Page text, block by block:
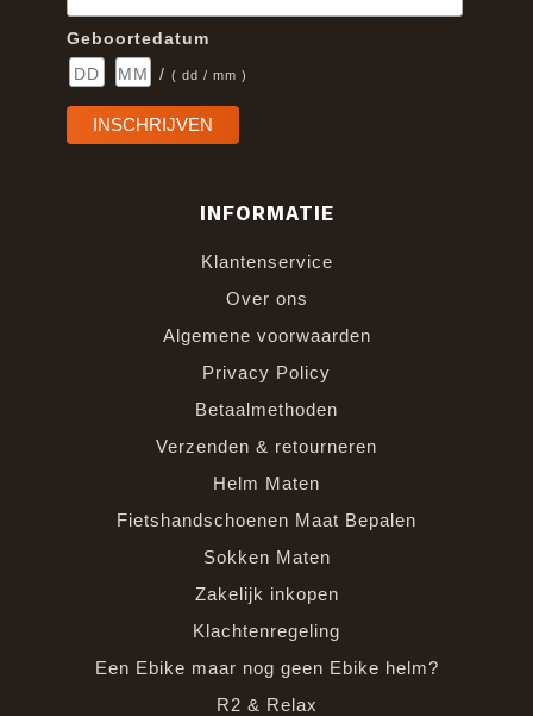
Geboortedatum
/ ( dd / mm )
INFORMATIE
Klantenservice
Over ons
Algemene voorwaarden
Privacy Policy
Betaalmethoden
Verzenden & retourneren
Helm Maten
Fietshandschoenen Maat Bepalen
Sokken Maten
Zakelijk inkopen
Klachtenregeling
Een Ebike maar nog geen Ebike helm?
R2 & Relax